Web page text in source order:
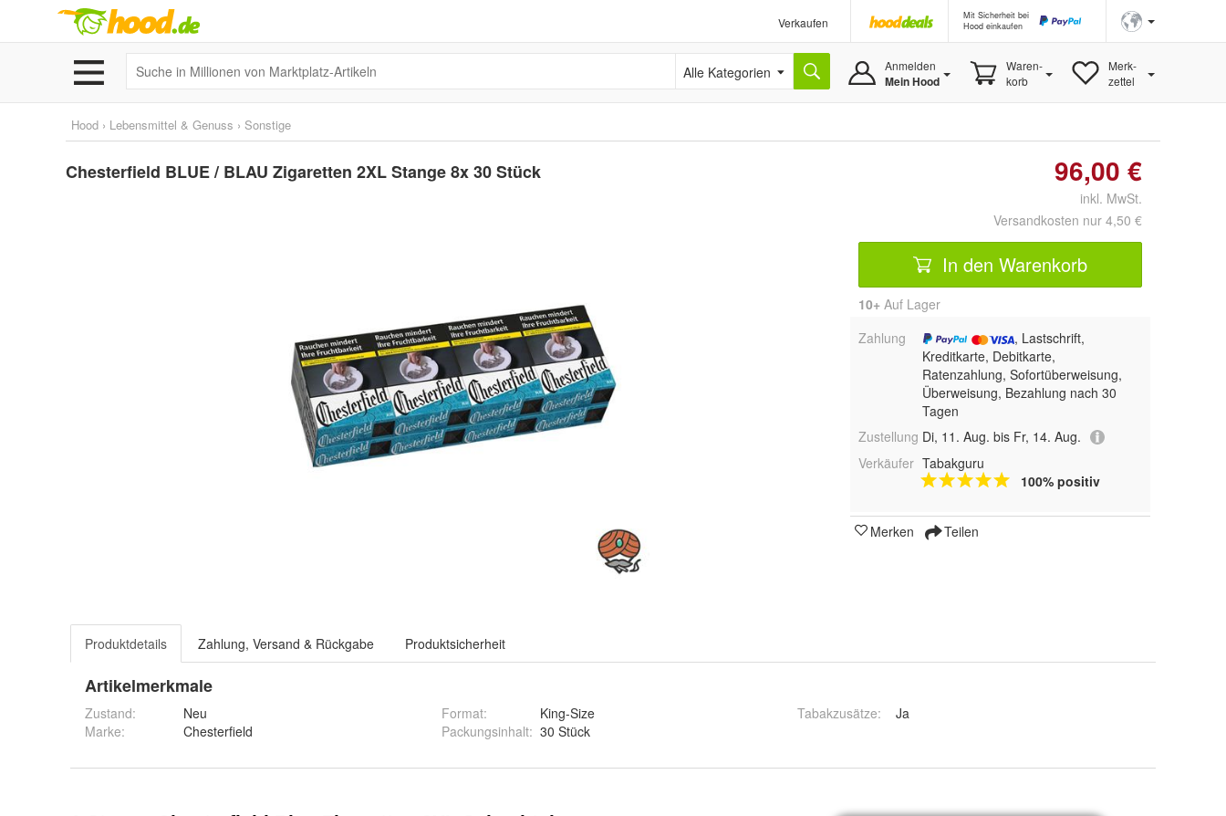
Verkaufen
Mit Sicherheit bei
Hood einkaufen
Alle Kategorien Anmelden
Mein Hood
Waren-
korb
Merk-
zettel
Hood › Lebensmittel & Genuss › Sonstige
Chesterfield BLUE / BLAU Zigaretten 2XL Stange 8x 30 Stück 96,00 €
inkl. MwSt.
Versandkosten nur 4,50 €
In den Warenkorb
10+ Auf Lager
Zahlung
, Lastschrift,
Kreditkarte, Debitkarte,
Ratenzahlung, Sofortüberweisung,
Überweisung, Bezahlung nach 30
Tagen
Zustellung Di, 11. Aug. bis Fr, 14. Aug.
Verkäufer Tabakguru
100% positiv
Merken Teilen
Produktdetails Zahlung, Versand & Rückgabe Produktsicherheit
Artikelmerkmale
Zustand:
Neu
Marke:
Chesterfield
Format:
King-Size
Packungsinhalt: 30 Stück
Tabakzusätze: Ja